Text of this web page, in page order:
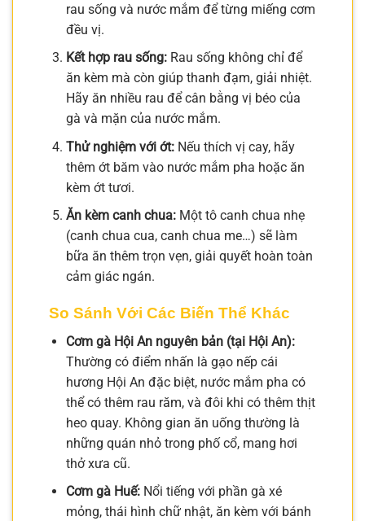
rau sống và nước mắm để từng miếng cơm
đều vị.
Kết hợp rau sống:Rau sống không chỉ để
ăn kèm mà còn giúp thanh đạm, giải nhiệt.
Hãy ăn nhiều rau để cân bằng vị béo của
gà và mặn của nước mắm.
Thử nghiệm với ớt:Nếu thích vị cay, hãy
thêm ớt băm vào nước mắm pha hoặc ăn
kèm ớt tươi.
Ăn kèm canh chua:Một tô canh chua nhẹ
(canh chua cua, canh chua me…) sẽ làm
bữa ăn thêm trọn vẹn, giải quyết hoàn toàn
cảm giác ngán.
So Sánh Với Các Biến Thể Khác
Cơm gà Hội An nguyên bản (tại Hội An):
Thường có điểm nhấn là gạo nếp cái
hương Hội An đặc biệt, nước mắm pha có
thể có thêm rau răm, và đôi khi có thêm thịt
heo quay. Không gian ăn uống thường là
những quán nhỏ trong phố cổ, mang hơi
thở xưa cũ.
Cơm gà Huế:Nổi tiếng với phần gà xé
mỏng, thái hình chữ nhật, ăn kèm với bánh